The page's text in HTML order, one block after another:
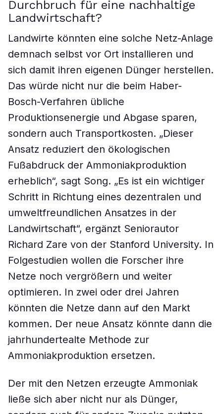
Durchbruch für eine nachhaltige
Landwirtschaft?
Landwirte könnten eine solche Netz-Anlage
demnach selbst vor Ort installieren und
sich damit ihren eigenen Dünger herstellen.
Das würde nicht nur die beim Haber-
Bosch-Verfahren übliche
Produktionsenergie und Abgase sparen,
sondern auch Transportkosten. „Dieser
Ansatz reduziert den ökologischen
Fußabdruck der Ammoniakproduktion
erheblich“, sagt Song. „Es ist ein wichtiger
Schritt in Richtung eines dezentralen und
umweltfreundlichen Ansatzes in der
Landwirtschaft“, ergänzt Seniorautor
Richard Zare von der Stanford University. In
Folgestudien wollen die Forscher ihre
Netze noch vergrößern und weiter
optimieren. In zwei oder drei Jahren
könnten die Netze dann auf den Markt
kommen. Der neue Ansatz könnte dann die
jahrhundertealte Methode zur
Ammoniakproduktion ersetzen.
Der mit den Netzen erzeugte Ammoniak
ließe sich aber nicht nur als Dünger,